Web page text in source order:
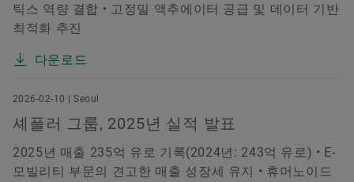
틱스 역량 결합 • 고정밀 액추에이터 공급 및 데이터 기반
최적화 추진
다운로드
2026-02-10 | Seoul
셰플러 그룹, 2025년 실적 발표
2025년 매출 235억 유로 기록(2024년: 243억 유로) • E-
모빌리티 부문의 견고한 매출 성장세 유지 • 휴머노이드